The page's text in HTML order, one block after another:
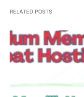
RELATED POSTS